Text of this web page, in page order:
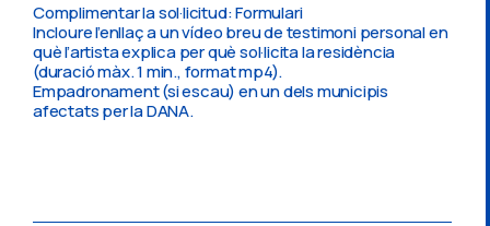
Complimentar la sol·licitud:Formulari
Incloure l’enllaç a un vídeo breu de testimoni personal en
què l’artista explica per què sol·licita la residència
(duració màx. 1 min., format mp4).
Empadronament (si escau) en un dels municipis
afectats per la DANA.